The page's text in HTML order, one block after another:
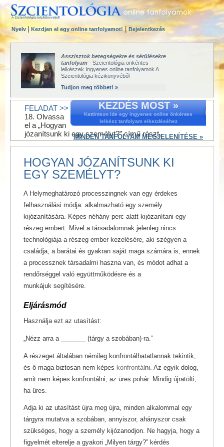
Nyelv| Kezdjen el egy online tanfolyamot! | Bejelentkezés
Asszisztok betegségekre és sérülésekre
tanfolyam - Szcientológia önkéntes
lelkészek Ingyenes online tanfolyamok A
Szcientológia kézikönyvéből
Tudjon meg többet! »
KEZDÉS MOST »
Kattintson ide egy ingyenes online önkéntes
lelkész tanfolyam elkezdéséhez
MINDEN TANFOLYAM MEGJELENÍTÉSE »
FELADAT >>
18. Olvassa
el a „Hogyan
józanítsunk ki egy személyt?” című részt.
HOGYAN JÓZANÍTSUNK KI
EGY SZEMÉLYT?
A Helymeghatározó processzingnek van egy érdekes
felhasználási módja: alkalmazható egy személy
kijózanítására. Képes néhány perc alatt kijózanítani egy
részeg embert. Mivel a társadalomnak jelenleg nincs
technológiája a részeg ember kezelésére, aki szégyen a
családja, a barátai és gyakran saját maga számára is, ennek
a processznek társadalmi haszna van, és módot adhat a
rendőrséggel való együttműködésre és a
munkájuk segítésére.
Eljárásmód
Használja ezt az utasítást:
„Nézz arra a _______ (tárgy a szobában)-ra.”
A részeget általában némileg konfrontálhatatlannak tekintik,
és ő maga biztosan nem képes konfrontálni. Az egyik dolog,
amit nem képes konfrontálni, az üres pohár. Mindig újratölti,
ha üres.
Adja ki az utasítást újra meg újra, minden alkalommal egy
tárgyra mutatva a szobában, annyiszor, ahányszor csak
szükséges, hogy a személy kijózanodjon. Ne hagyja, hogy a
figyelmét elterelje a gyakori „Milyen tárgy?” kérdés